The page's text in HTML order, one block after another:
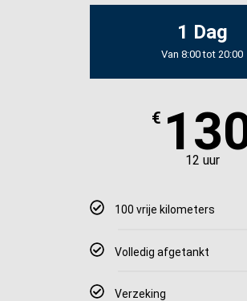
1 Dag
Van 8:00 tot 20:00
€
12 uur
100 vrije kilometers
Volledig afgetankt
Verzeking